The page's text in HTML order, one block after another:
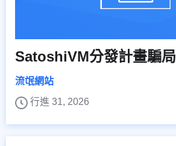
SatoshiVM分發計畫騙局
流氓網站
行進 31, 2026